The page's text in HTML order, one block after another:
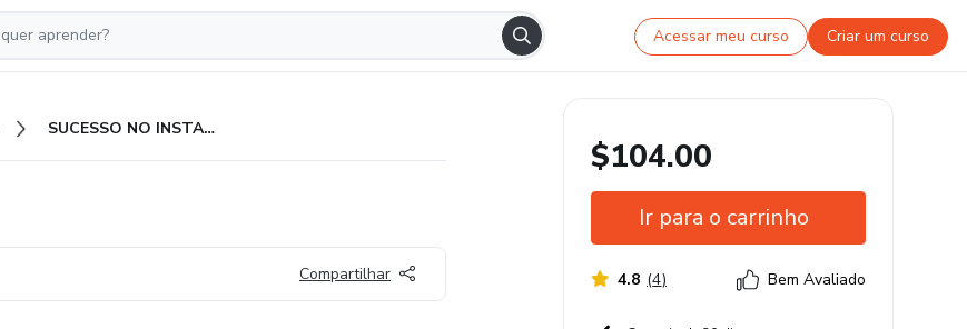
Acessar meu curso Criar um curso
SUCESSO NO INSTAGRAM
Compartilhar
$104.00
Ir para o carrinho
4.8 (4) Bem Avaliado